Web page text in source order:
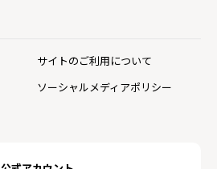
サイトのご利用について
ソーシャルメディアポリシー